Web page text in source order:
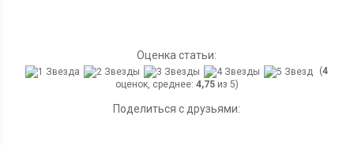
Оценка статьи:
(4
оценок, среднее: 4,75из 5)
Поделиться с друзьями: